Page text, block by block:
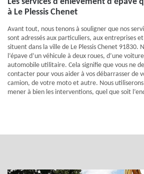
à Le Plessis Chenet
Avant tout, nous tenons à souligner que nos
sont adressés aux particuliers, aux entreprises
situent dans la ville de Le Plessis Chenet 91830.
l’épave d’un véhicule à deux roues, d’une
automobile utilitaire. Cela signifie que vous ne
contacter pour vous aider à vos débarrasser de
camion, de votre moto et autre. Nous
mener à bien les interventions, quel que soit